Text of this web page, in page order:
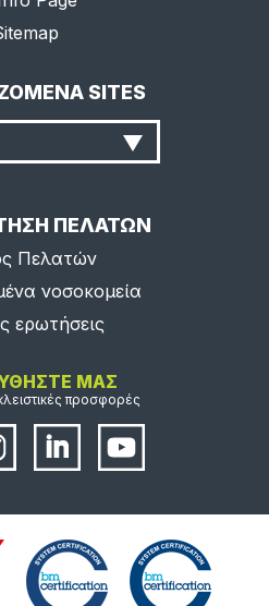
SITES
ΠΕΛΑΤΩΝ
Πελατών
νοσοκομεία
ερωτήσεις
ΜΑΣ
προσφορές